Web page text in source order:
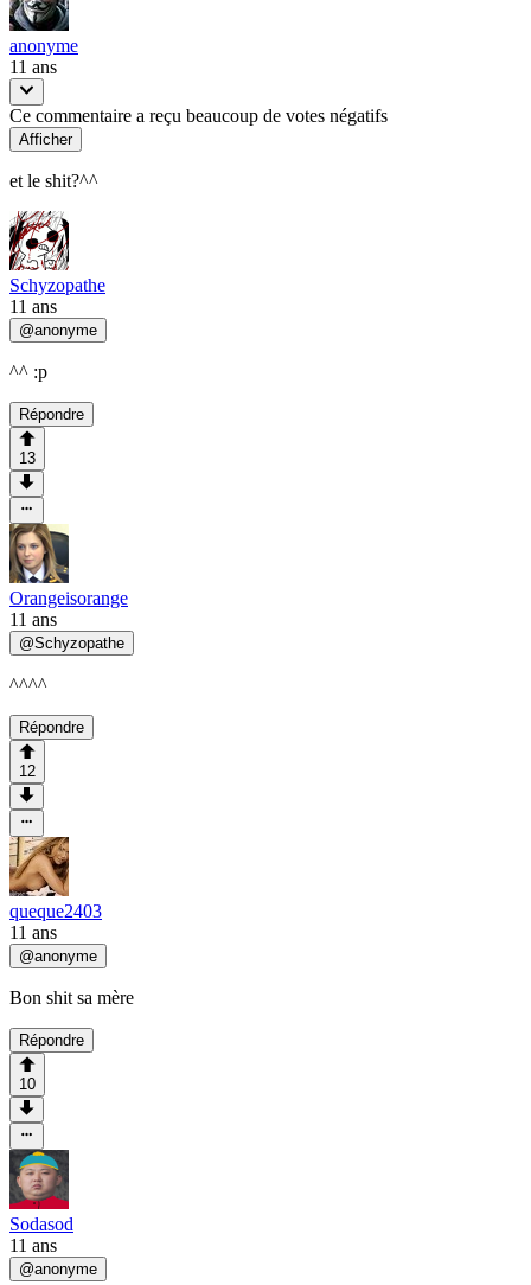
anonyme
11 ans
Ce commentaire a reçu beaucoup de votes négatifs
Afficher
et le shit?^^
Schyzopathe
11 ans
@anonyme
^^ :p
Répondre
13
Orangeisorange
11 ans
@Schyzopathe
^^^^
Répondre
12
queque2403
11 ans
@anonyme
Bon shit sa mère
Répondre
10
Sodasod
11 ans
@anonyme